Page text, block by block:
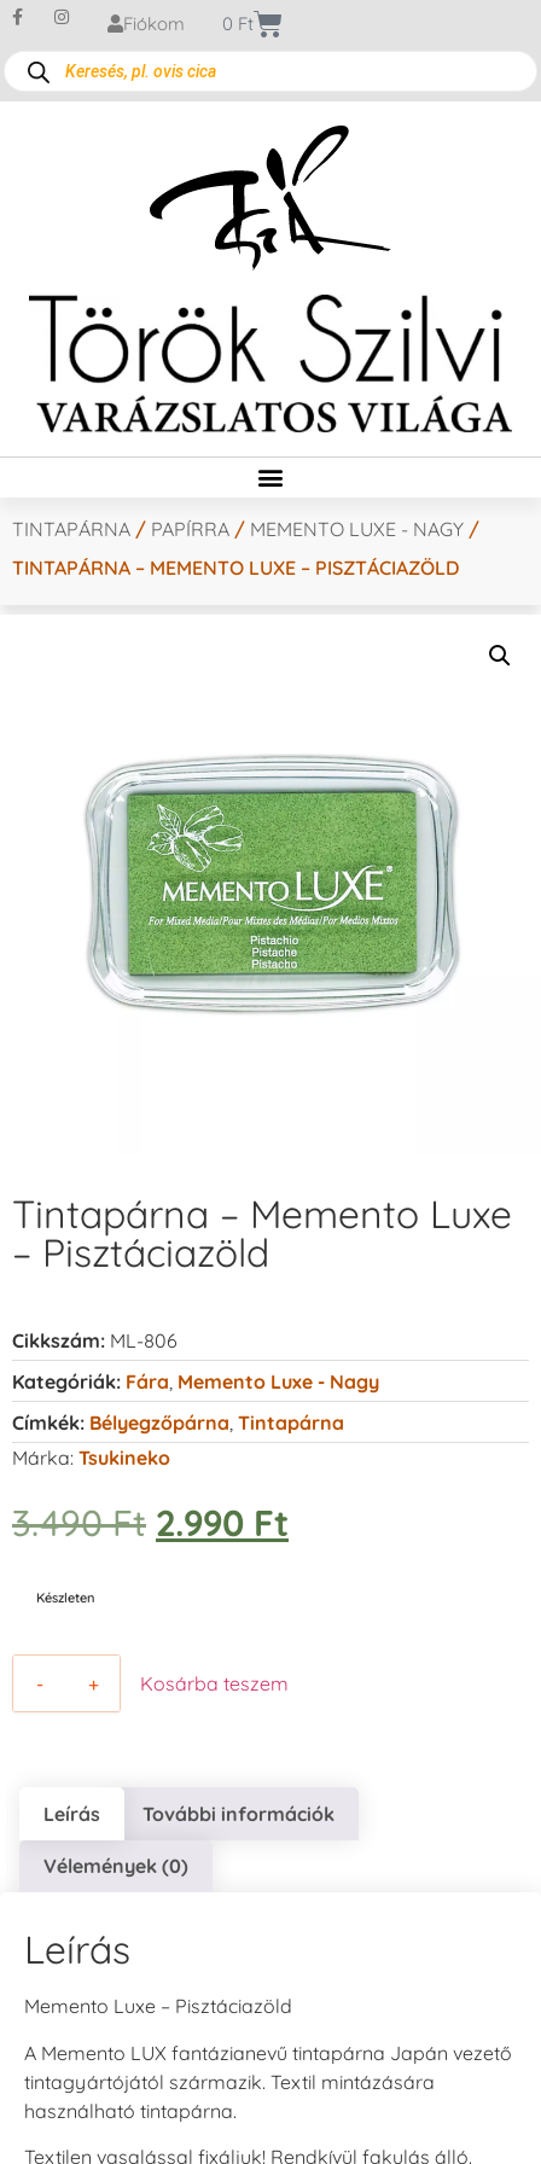
Fiókom 0 Ft
TINTAPÁRNA / PAPÍRRA / MEMENTO LUXE - NAGY /
TINTAPÁRNA – MEMENTO LUXE – PISZTÁCIAZÖLD
Tintapárna – Memento Luxe
– Pisztáciazöld
Cikkszám: ML-806
Kategóriák: Fára Memento Luxe - Nagy
Címkék: Bélyegzőpárna Tintapárna
Márka: Tsukineko
3.490Ft 2.990 Ft
Készleten
- + Kosárba teszem
Leírás További információk
Vélemények (0)
Leírás
Memento Luxe – Pisztáciazöld
A Memento LUX fantázianevű tintapárna Japán vezető
tintagyártójától származik. Textil mintázására
használható tintapárna.
Textilen vasalással fixáljuk! Rendkívül fakulás álló.